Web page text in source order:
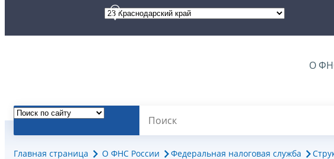
О
Главная страница О ФНС России Федеральная налоговая служба